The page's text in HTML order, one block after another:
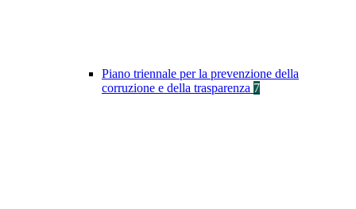
Piano triennale per la prevenzione della
corruzione e della trasparenza 7